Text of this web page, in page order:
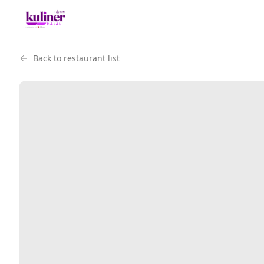
Back to restaurant list